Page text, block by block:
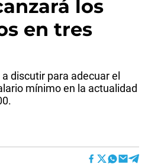
los
en tres
discutir para adecuar el
mínimo en la actualidad